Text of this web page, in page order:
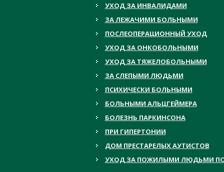
УХОД ЗА ИНВАЛИДАМИ
ЗА ЛЕЖАЧИМИ БОЛЬНЫМИ
ПОСЛЕОПЕРАЦИОННЫЙ УХОД
УХОД ЗА ОНКОБОЛЬНЫМИ
УХОД ЗА ТЯЖЕЛОБОЛЬНЫМИ
ЗА СЛЕПЫМИ ЛЮДЬМИ
ПСИХИЧЕСКИ БОЛЬНЫМИ
БОЛЬНЫМИ АЛЬЦГЕЙМЕРА
БОЛЕЗНЬ ПАРКИНСОНА
ПРИ ГИПЕРТОНИИ
ДОМ ПРЕСТАРЕЛЫХ АУТИСТОВ
УХОД ЗА ПОЖИЛЫМИ ЛЮДЬМИ